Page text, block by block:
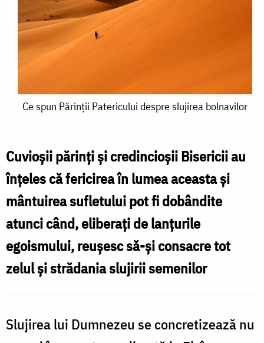
Ce
Părinții
Patericului
despre
slujirea
bolnavilor
Ce spun Părinții Patericului despre slujirea bolnavilor
Cuvioșii părinți și credincioșii Bisericii au
înțeles că fericirea în lumea aceasta și
mântuirea sufletului pot fi dobândite
atunci când, eliberați de lanțurile
egoismului, reușesc să-și consacre tot
zelul și strădania slujirii semenilor
Slujirea lui Dumnezeu se concretizează nu